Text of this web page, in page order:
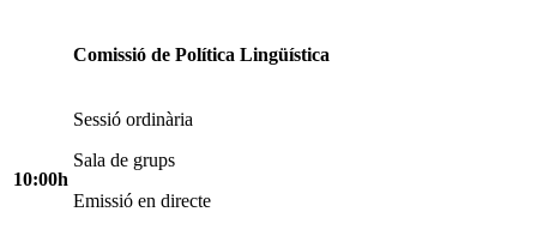
10:00h
Comissió de Política Lingüística
Sessió ordinària
Sala de grups
Emissió en directe